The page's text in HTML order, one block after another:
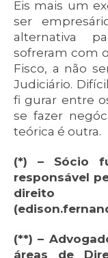
Eis mais um
ser
alternativa
sofreram com
Fisco, a não
Judiciário.
fi gurar entre
se fazer
teórica é outra.
(*) – Sócio
responsável
direito
(**) –
áreas de